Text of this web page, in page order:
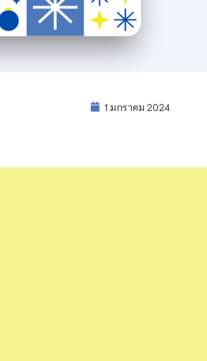
1 มกราคม 2024